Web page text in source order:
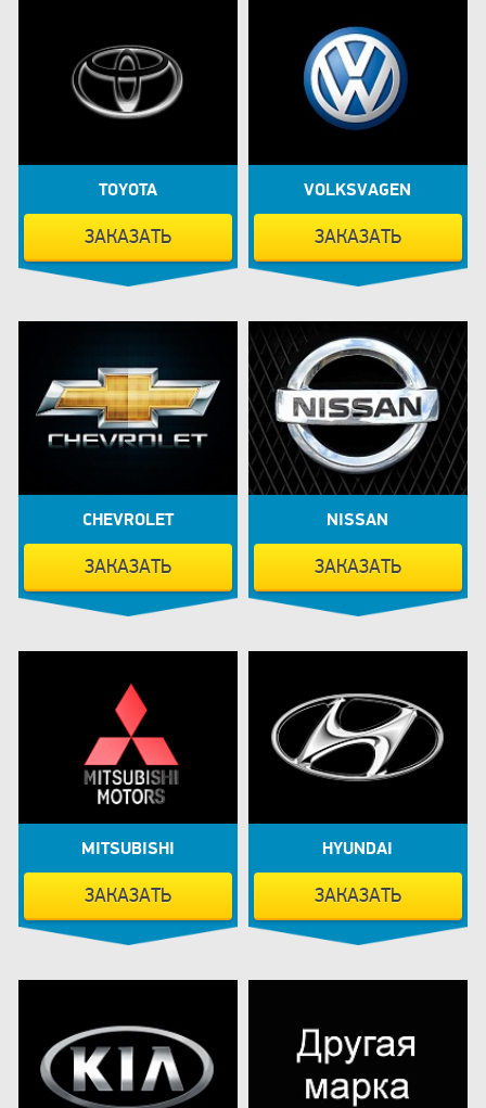
TOYOTA
ЗАКАЗАТЬ
VOLKSVAGEN
ЗАКАЗАТЬ
CHEVROLET
ЗАКАЗАТЬ
NISSAN
ЗАКАЗАТЬ
MITSUBISHI
ЗАКАЗАТЬ
HYUNDAI
ЗАКАЗАТЬ